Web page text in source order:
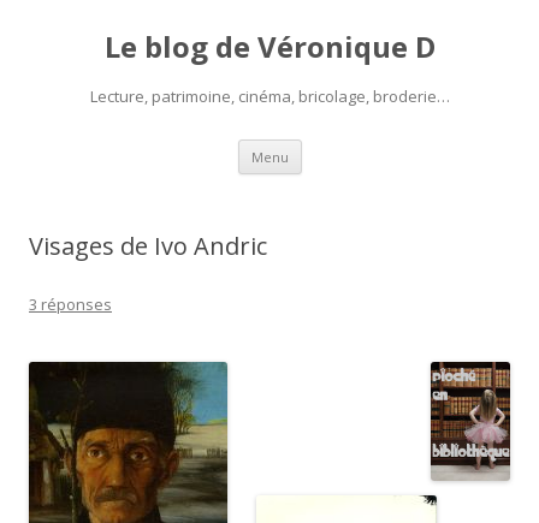
Le blog de Véronique D
Lecture, patrimoine, cinéma, bricolage, broderie…
Menu Aller
contenu
Visages de Ivo Andric
3 réponses